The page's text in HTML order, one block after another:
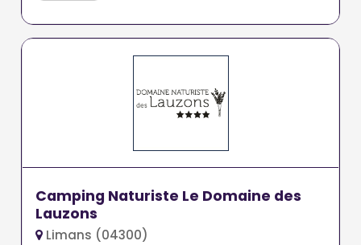
Camping Naturiste Le Domaine des
Lauzons
Limans (04300)